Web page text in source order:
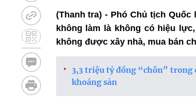
(Thanh tra) - Phó Chủ tịch
không làm là không có hiệu
không được xây nhà, mua bán
3,3 triệu tỷ đồng “chôn” trong
khoáng sản